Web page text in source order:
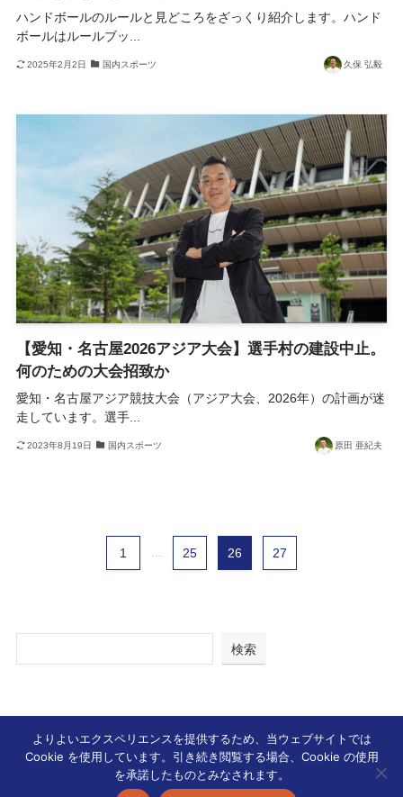
ハンドボールのルールと見どころをざっくり紹介します。ハンド
ボールはルールブッ...
2025年2月2日 国内スポーツ 久保 弘毅
【愛知・名古屋2026アジア大会】選手村の建設中止。
何のための大会招致か
愛知・名古屋アジア競技大会（アジア大会、2026年）の計画が迷
走しています。選手...
2023年8月19日 国内スポーツ 原田 亜紀夫
1 25 26 27
検索
よりよいエクスペリエンスを提供するため、当ウェブサイトでは
Cookie を使用しています。引き続き閲覧する場合、Cookie の使用
を承諾したものとみなされます。